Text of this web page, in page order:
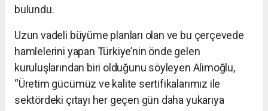
bulundu.
Uzun vadeli büyüme planları olan ve bu çerçevede
hamlelerini yapan Türkiye’nin önde gelen
kuruluşlarından biri olduğunu söyleyen Alimoğlu,
“Üretim gücümüz ve kalite sertifikalarımız ile
sektördeki çıtayı her geçen gün daha yukarıya